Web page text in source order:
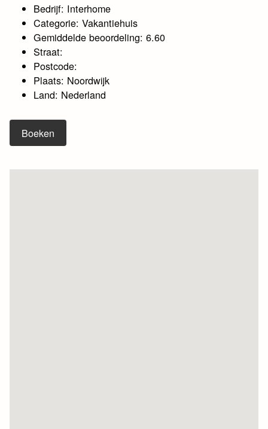
Bedrijf: Interhome
Categorie: Vakantiehuis
Gemiddelde beoordeling: 6.60
Straat:
Postcode:
Plaats: Noordwijk
Land: Nederland
Boeken